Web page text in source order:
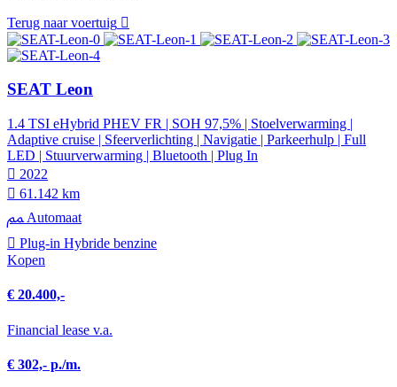
Terug naar voertuig
SEAT Leon
1.4 TSI eHybrid PHEV FR | SOH 97,5% | Stoelverwarming |
Adaptive cruise | Sfeerverlichting | Navigatie | Parkeerhulp | Full
LED | Stuurverwarming | Bluetooth | Plug In
2022
61.142 km
Automaat
Plug-in Hybride benzine
Kopen
€ 20.400,-
Financial lease v.a.
€ 302,- p./m.